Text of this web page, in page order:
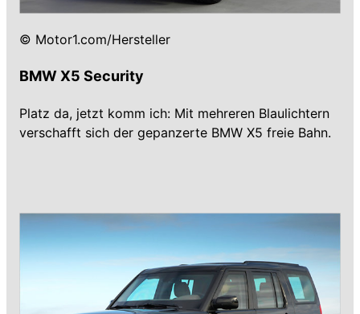
© Motor1.com/Hersteller
BMW X5 Security
Platz da, jetzt komm ich: Mit mehreren Blaulichtern
verschafft sich der gepanzerte BMW X5 freie Bahn.